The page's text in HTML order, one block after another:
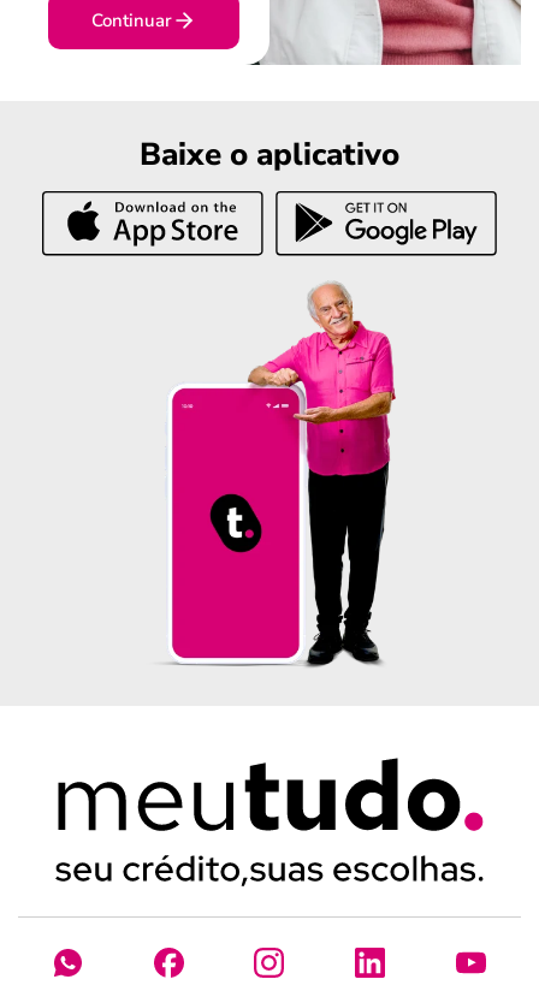
Continuar
Baixe o aplicativo